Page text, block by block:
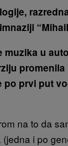
muzika u
po prvi put
na to da
i po